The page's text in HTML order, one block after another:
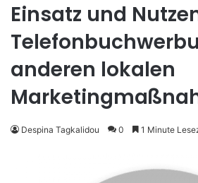
Einsatz und
anderen lokalen
Despina Tagkalidou 0 1 Minute